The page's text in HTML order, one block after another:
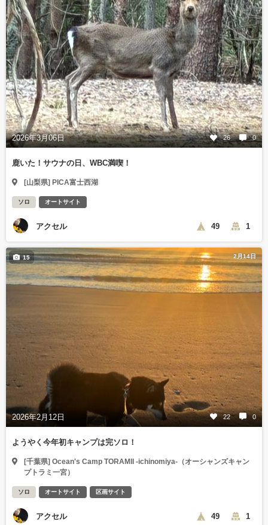
2026年3月06日 26 0
鹿いた！サウナの日、WBC満喫！
[山梨県] PICA富士西湖
ソロ オートサイト
アクセル 49 1
2月14日
2026年2月12日 22 0
15
ようやく今年初キャンプは完ソロ！
[千葉県] Ocean's Camp TORAMII -ichinomiya-（オーシャンズキャン
プトラミ一宮）
ソロ オートサイト 区画サイト
アクセル 49 1